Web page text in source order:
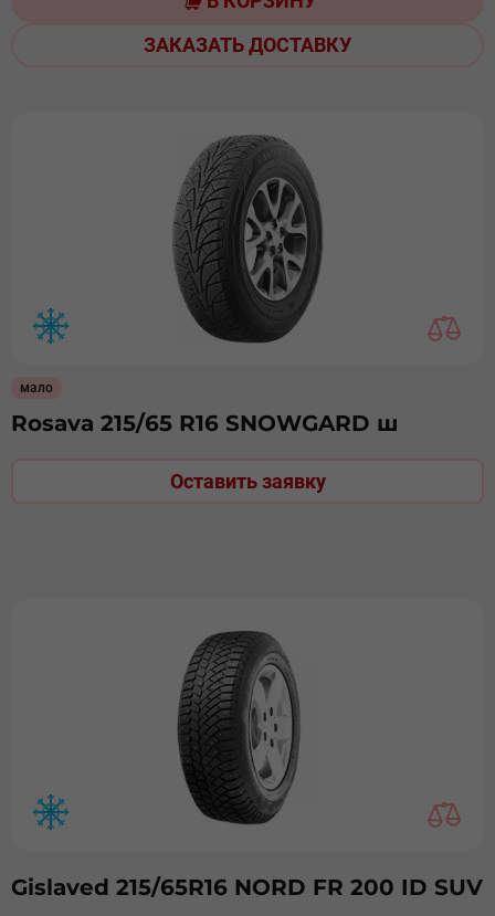
ЗАКАЗАТЬ ДОСТАВКУ
мало
Rosava 215/65 R16 SNOWGARD ш
Оставить заявку
Gislaved 215/65R16 NORD FR 200 ID SUV